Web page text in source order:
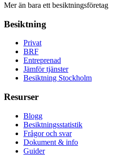
Mer än bara ett besiktningsföretag
Besiktning
Privat
BRF
Entreprenad
Jämför tjänster
Besiktning Stockholm
Resurser
Blogg
Besiktningsstatistik
Frågor och svar
Dokument & info
Guider